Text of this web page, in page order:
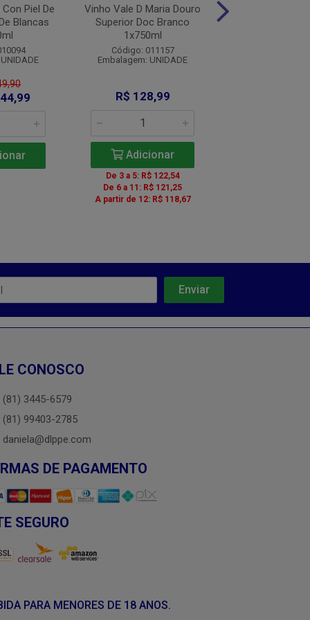
Piel De
Blancas
Vinho Vale D Maria Douro
Superior Doc Branco
1x750ml
Código: 011157
Embalagem: UNIDADE
R$ 128,99
Adicionar
De 3 a 5: R$ 122,54
De 6 a 11: R$ 121,25
A partir de 12: R$ 118,67
CONOSCO
(81) 3445-6579
(81) 99403-2785
daniela@dlppe.com
DE PAGAMENTO
SEGURO
PARA MENORES DE 18 ANOS.